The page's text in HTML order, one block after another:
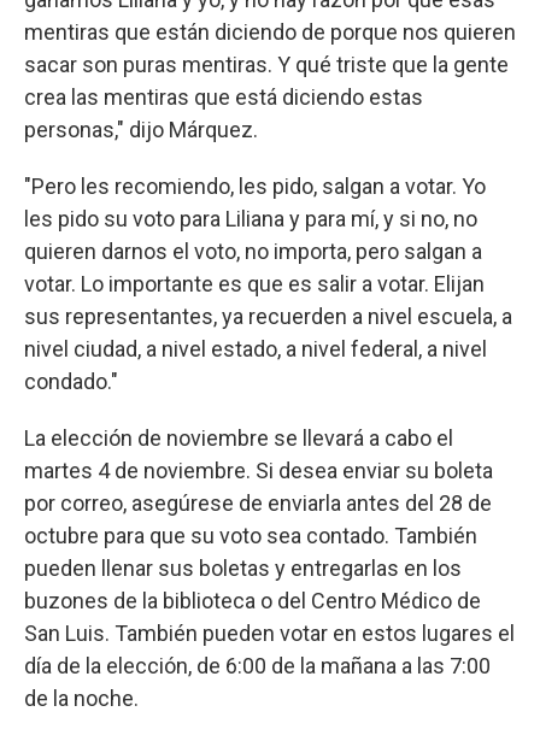
mentiras que están diciendo de porque nos quieren
sacar son puras mentiras. Y qué triste que la gente
crea las mentiras que está diciendo estas
personas," dijo Márquez.
"Pero les recomiendo, les pido, salgan a votar. Yo
les pido su voto para Liliana y para mí, y si no, no
quieren darnos el voto, no importa, pero salgan a
votar. Lo importante es que es salir a votar. Elijan
sus representantes, ya recuerden a nivel escuela, a
nivel ciudad, a nivel estado, a nivel federal, a nivel
condado."
La elección de noviembre se llevará a cabo el
martes 4 de noviembre. Si desea enviar su boleta
por correo, asegúrese de enviarla antes del 28 de
octubre para que su voto sea contado. También
pueden llenar sus boletas y entregarlas en los
buzones de la biblioteca o del Centro Médico de
San Luis. También pueden votar en estos lugares el
día de la elección, de 6:00 de la mañana a las 7:00
de la noche.